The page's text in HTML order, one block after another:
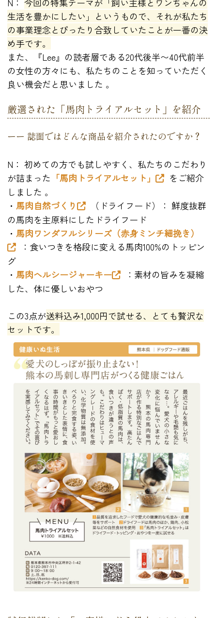
生活を豊かにしたい」というもので、それが私たち
の事業理念とぴったり合致していたことが一番の決
め手です。
また、『Lee』の読者層である20代後半〜40代前半
の女性の方々にも、私たちのことを知っていただく
良い機会だと思いました 。
厳選された「馬肉トライアルセット」を紹介
ーー 誌面ではどんな商品を紹介されたのですか？
N： 初めての方でも試しやすく、私たちのこだわり
が詰まった 「馬肉トライアルセット」
をご紹介
しました 。
・ 馬肉自然づくり （ドライフード）
： 鮮度抜群
の馬肉を主原料にしたドライフード
・ 馬肉ワンダフルシリーズ（赤身ミンチ細挽き）
：食いつきを格段に変える馬肉100%のトッピン
グ
・ 馬肉ヘルシージャーキー
：素材の旨みを凝縮
した、体に優しいおやつ
この3点が送料込み1,000円で試せる、とても贅沢な
セットです。